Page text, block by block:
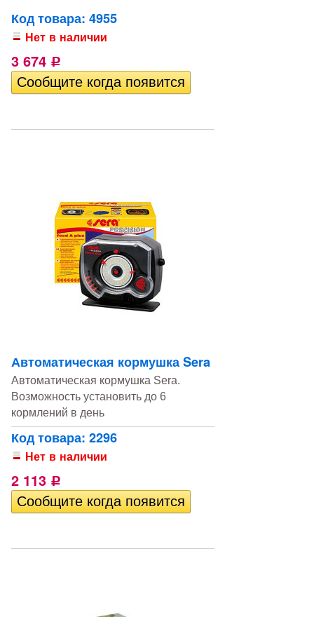
Код товара: 4955
Нет в наличии
3 674 Р
Автоматическая кормушка Sera
Автоматическая кормушка Sera.
Возможность установить до 6
кормлений в день
Код товара: 2296
Нет в наличии
2 113 Р